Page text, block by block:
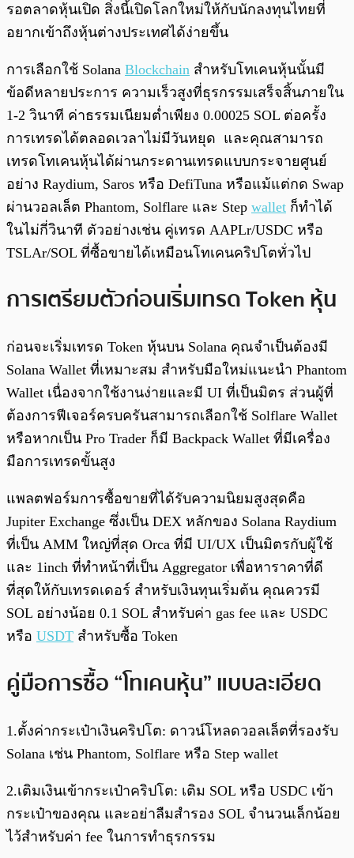
รอตลาดหุ้นเปิด สิ่งนี้เปิดโลกใหม่ให้กับนักลงทุนไทยที่
อยากเข้าถึงหุ้นต่างประเทศได้ง่ายขึ้น
การเลือกใช้ Solana Blockchain สำหรับโทเคนหุ้นนั้นมี
ข้อดีหลายประการ ความเร็วสูงที่ธุรกรรมเสร็จสิ้นภายใน
1-2 วินาที ค่าธรรมเนียมต่ำเพียง 0.00025 SOL ต่อครั้ง
การเทรดได้ตลอดเวลาไม่มีวันหยุด และคุณสามารถ
เทรดโทเคนหุ้นได้ผ่านกระดานเทรดแบบกระจายศูนย์
อย่าง Raydium, Saros หรือ DefiTuna หรือแม้แต่กด Swap
ผ่านวอลเล็ต Phantom, Solflare และ Step wallet ก็ทำได้
ในไม่กี่วินาที ตัวอย่างเช่น คู่เทรด AAPLr/USDC หรือ
TSLAr/SOL ที่ซื้อขายได้เหมือนโทเคนคริปโตทั่วไป
การเตรียมตัวก่อนเริ่มเทรด Token หุ้น
ก่อนจะเริ่มเทรด Token หุ้นบน Solana คุณจำเป็นต้องมี
Solana Wallet ที่เหมาะสม สำหรับมือใหม่แนะนำ Phantom
Wallet เนื่องจากใช้งานง่ายและมี UI ที่เป็นมิตร ส่วนผู้ที่
ต้องการฟีเจอร์ครบครันสามารถเลือกใช้ Solflare Wallet
หรือหากเป็น Pro Trader ก็มี Backpack Wallet ที่มีเครื่อง
มือการเทรดขั้นสูง
แพลตฟอร์มการซื้อขายที่ได้รับความนิยมสูงสุดคือ
Jupiter Exchange ซึ่งเป็น DEX หลักของ Solana Raydium
ที่เป็น AMM ใหญ่ที่สุด Orca ที่มี UI/UX เป็นมิตรกับผู้ใช้
และ 1inch ที่ทำหน้าที่เป็น Aggregator เพื่อหาราคาที่ดี
ที่สุดให้กับเทรดเดอร์ สำหรับเงินทุนเริ่มต้น คุณควรมี
SOL อย่างน้อย 0.1 SOL สำหรับค่า gas fee และ USDC
หรือ USDT สำหรับซื้อ Token
คู่มือการซื้อ “โทเคนหุ้น” แบบละเอียด
1.ตั้งค่ากระเป๋าเงินคริปโต: ดาวน์โหลดวอลเล็ตที่รองรับ
Solana เช่น Phantom, Solflare หรือ Step wallet
2.เติมเงินเข้ากระเป๋าคริปโต: เติม SOL หรือ USDC เข้า
กระเป๋าของคุณ และอย่าลืมสำรอง SOL จำนวนเล็กน้อย
ไว้สำหรับค่า fee ในการทำธุรกรรม